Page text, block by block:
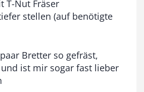
T-Nut Fräser
stellen (auf benötigte
Bretter so gefräst,
ist mir sogar fast lieber